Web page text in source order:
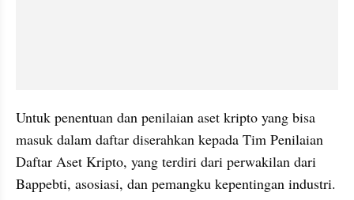
Untuk penentuan dan penilaian aset kripto yang bisa
masuk dalam daftar diserahkan kepada Tim Penilaian
Daftar Aset Kripto, yang terdiri dari perwakilan dari
Bappebti, asosiasi, dan pemangku kepentingan industri.